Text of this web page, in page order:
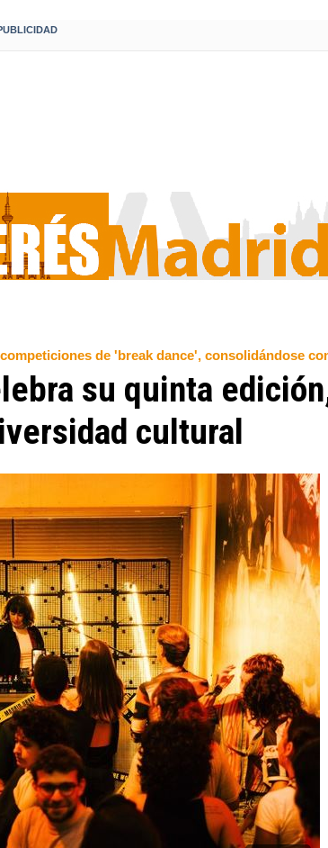
de 'break dance', consolidándose
su quinta
cultural